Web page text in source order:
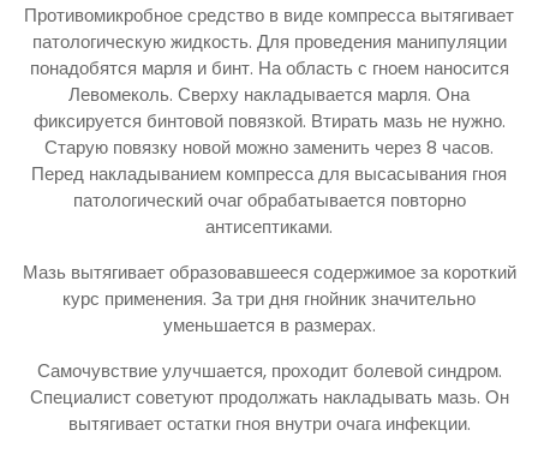
Противомикробное средство в виде компресса вытягивает
патологическую жидкость. Для проведения манипуляции
понадобятся марля и бинт. На область с гноем наносится
Левомеколь. Сверху накладывается марля. Она
фиксируется бинтовой повязкой. Втирать мазь не нужно.
Старую повязку новой можно заменить через 8 часов.
Перед накладыванием компресса для высасывания гноя
патологический очаг обрабатывается повторно
антисептиками.
Мазь вытягивает образовавшееся содержимое за короткий
курс применения. За три дня гнойник значительно
уменьшается в размерах.
Самочувствие улучшается, проходит болевой синдром.
Специалист советуют продолжать накладывать мазь. Он
вытягивает остатки гноя внутри очага инфекции.